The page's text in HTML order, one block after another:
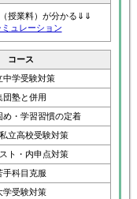
授業料）が分かる⇓⇓
ュレーション
コース
中学受験対策
団塾と併用
め・学習習慣の定着
立高校受験対策
ト・内申点対策
手科目克服
学受験対策